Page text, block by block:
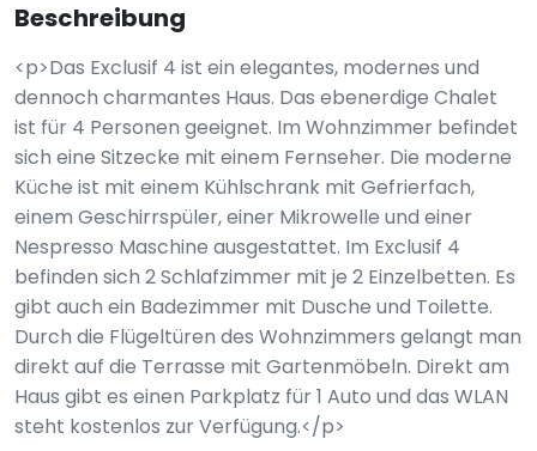
Beschreibung
<p>Das Exclusif 4 ist ein elegantes, modernes und
dennoch charmantes Haus. Das ebenerdige Chalet
ist für 4 Personen geeignet. Im Wohnzimmer befindet
sich eine Sitzecke mit einem Fernseher. Die moderne
Küche ist mit einem Kühlschrank mit Gefrierfach,
einem Geschirrspüler, einer Mikrowelle und einer
Nespresso Maschine ausgestattet. Im Exclusif 4
befinden sich 2 Schlafzimmer mit je 2 Einzelbetten. Es
gibt auch ein Badezimmer mit Dusche und Toilette.
Durch die Flügeltüren des Wohnzimmers gelangt man
direkt auf die Terrasse mit Gartenmöbeln. Direkt am
Haus gibt es einen Parkplatz für 1 Auto und das WLAN
steht kostenlos zur Verfügung.</p>